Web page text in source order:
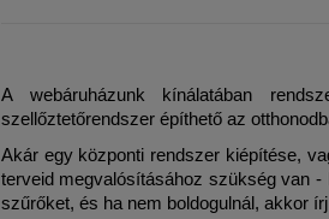
A webáruházunk kínálatában
szellőztetőrendszer építhető az
Akár egy központi rendszer kiépítése,
terveid megvalósításához szükség van
szűrőket, és ha nem boldogulnál, akkor